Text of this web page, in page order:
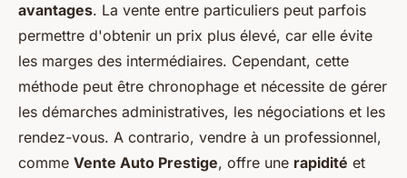
avantages. La vente entre particuliers peut parfois
permettre d'obtenir un prix plus élevé, car elle évite
les marges des intermédiaires. Cependant, cette
méthode peut être chronophage et nécessite de gérer
les démarches administratives, les négociations et les
rendez-vous. A contrario, vendre à un professionnel,
comme Vente Auto Prestige, offre une rapidité et